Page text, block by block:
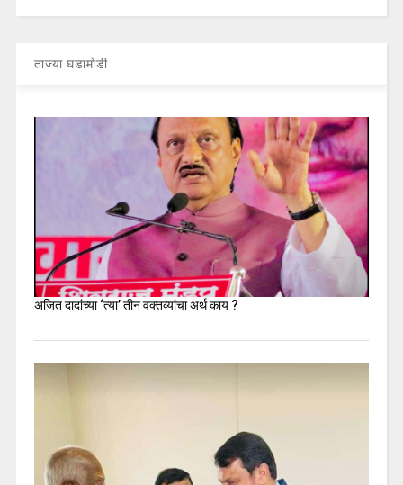
ताज्या घडामोडी
अजित दादांच्या ‘त्या’ तीन वक्तव्यांचा अर्थ काय ?